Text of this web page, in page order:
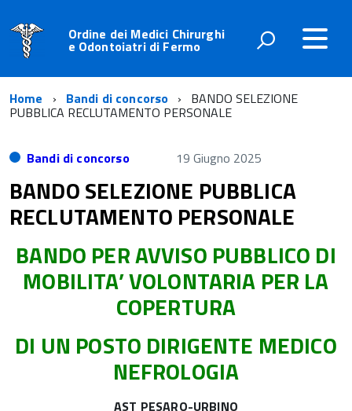
Ordine dei Medici Chirurghi
e Odontoiatri di Fermo
Home Bandi di concorso BANDO SELEZIONE
PUBBLICA RECLUTAMENTO PERSONALE
Bandi di concorso 19 Giugno 2025
BANDO SELEZIONE PUBBLICA
RECLUTAMENTO PERSONALE
BANDO PER AVVISO PUBBLICO DI
MOBILITA’ VOLONTARIA PER LA
COPERTURA
DI UN POSTO DIRIGENTE MEDICO
NEFROLOGIA
AST PESARO-URBINO